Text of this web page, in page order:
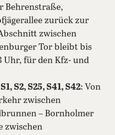
Behrenstraße,
zurück zur
zwischen
Tor bleibt bis
Uhr, für den Kfz- und
S1, S2, S25, S41, S42: Von
zwischen
– Bornholmer
zwischen